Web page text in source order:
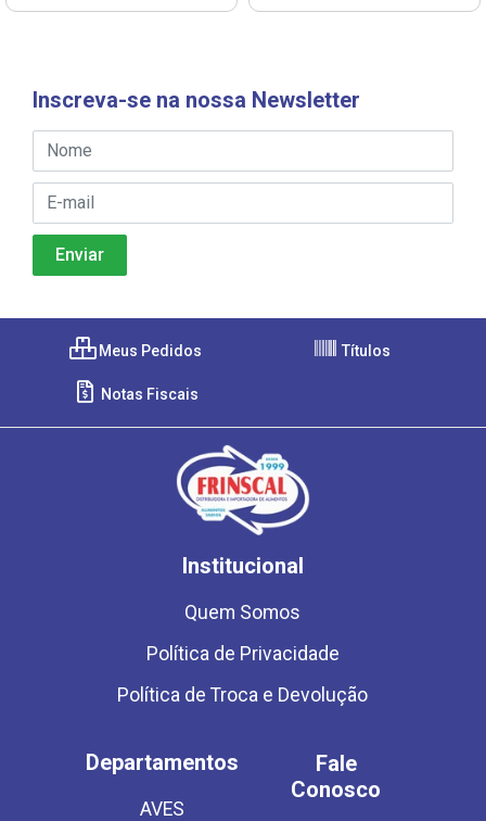
Inscreva-se na nossa Newsletter
Meus Pedidos Títulos
Notas Fiscais
Institucional
Quem Somos
Política de Privacidade
Política de Troca e Devolução
Departamentos
AVES
Fale
Conosco